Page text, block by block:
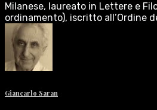
Milanese, laureato in Lettere e
ordinamento), iscritto all’Ordine
Giancarlo Saran